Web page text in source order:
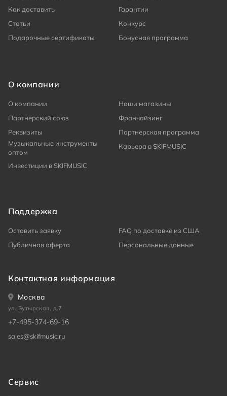
Как доставить
Гарантии
Статьи
Конкурс
Подарочные сертификаты
Бонусная программа
О компании
О компании
Наши магазины
Партнерский союз
Франчайзинг
Реквизиты
Партнерская программа
Музыкальные инструменты
оптом
Карьера в SKIFMUSIC
Инвестиции в SKIFMUSIC
Поддержка
Оставить заявку
FAQ по доставке из США
Публичная оферта
Персональные данные
Контактная информация
Москва
ул. Бутырская, д.7
+7-495-374-69-16
sales@skifmusic.ru
Сервис